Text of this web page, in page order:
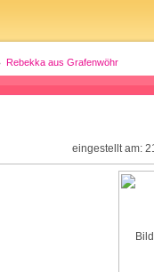
Rebekka aus Grafenwöhr
eingestellt am: